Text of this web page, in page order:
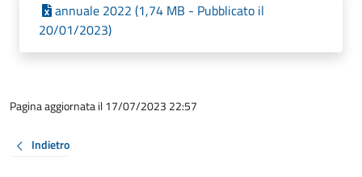
annuale 2022 (1,74 MB - Pubblicato il
20/01/2023)
Pagina aggiornata il 17/07/2023 22:57
Indietro